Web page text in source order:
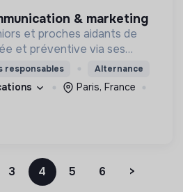
& marketing
et proches aidants de
et préventive via ses
animés en ligne
tout en s'amusant !
responsables Alternance
Paris, France
3 4 5 6 >